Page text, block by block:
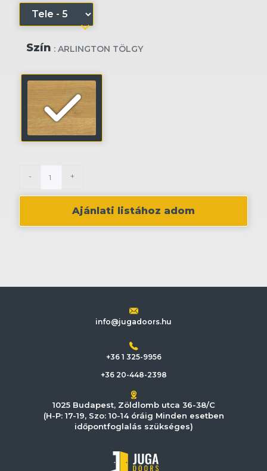
Szín : ARLINGTON TÖLGY
- +
Ajánlati listához adom
info@jugadoors.hu
+36 1 325-9956
+36 20-448-2398
1025 Budapest, Zöldlomb utca 36-38/C
(H-P: 17-19, Szo: 10-14 óráig Minden esetben
időpontfoglalás szükséges)